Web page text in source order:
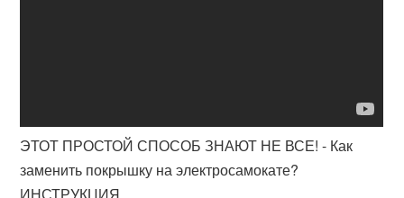
ЭТОТ ПРОСТОЙ СПОСОБ ЗНАЮТ НЕ ВСЕ! - Как
заменить покрышку на электросамокате?